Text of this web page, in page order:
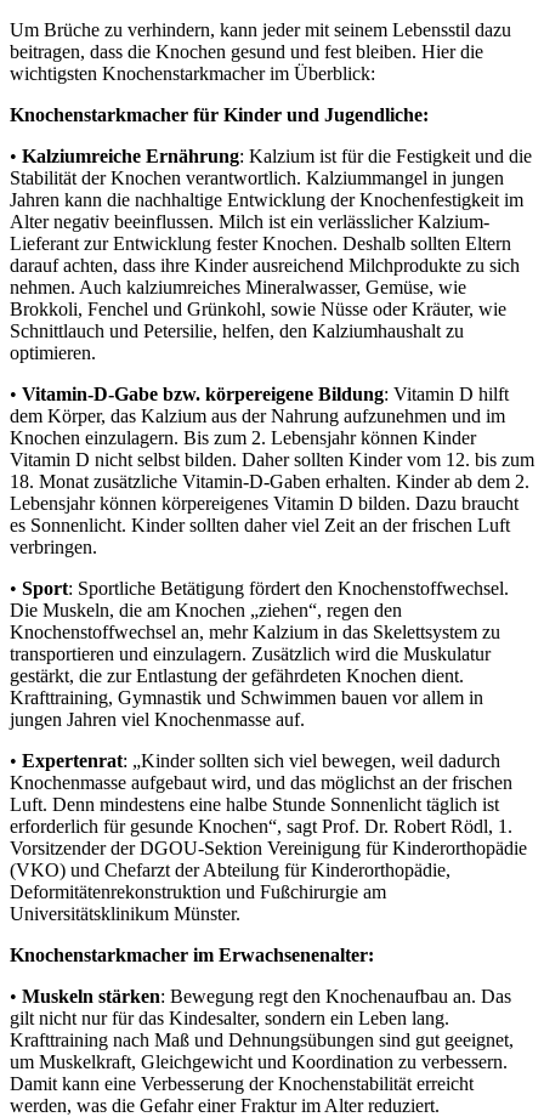
Um Brüche zu verhindern, kann jeder mit seinem Lebensstil dazu
beitragen, dass die Knochen gesund und fest bleiben. Hier die
wichtigsten Knochenstarkmacher im Überblick:
Knochenstarkmacher für Kinder und Jugendliche:
• Kalziumreiche Ernährung: Kalzium ist für die Festigkeit und die
Stabilität der Knochen verantwortlich. Kalziummangel in jungen
Jahren kann die nachhaltige Entwicklung der Knochenfestigkeit im
Alter negativ beeinflussen. Milch ist ein verlässlicher Kalzium-
Lieferant zur Entwicklung fester Knochen. Deshalb sollten Eltern
darauf achten, dass ihre Kinder ausreichend Milchprodukte zu sich
nehmen. Auch kalziumreiches Mineralwasser, Gemüse, wie
Brokkoli, Fenchel und Grünkohl, sowie Nüsse oder Kräuter, wie
Schnittlauch und Petersilie, helfen, den Kalziumhaushalt zu
optimieren.
• Vitamin-D-Gabe bzw. körpereigene Bildung: Vitamin D hilft
dem Körper, das Kalzium aus der Nahrung aufzunehmen und im
Knochen einzulagern. Bis zum 2. Lebensjahr können Kinder
Vitamin D nicht selbst bilden. Daher sollten Kinder vom 12. bis zum
18. Monat zusätzliche Vitamin-D-Gaben erhalten. Kinder ab dem 2.
Lebensjahr können körpereigenes Vitamin D bilden. Dazu braucht
es Sonnenlicht. Kinder sollten daher viel Zeit an der frischen Luft
verbringen.
• Sport: Sportliche Betätigung fördert den Knochenstoffwechsel.
Die Muskeln, die am Knochen „ziehen“, regen den
Knochenstoffwechsel an, mehr Kalzium in das Skelettsystem zu
transportieren und einzulagern. Zusätzlich wird die Muskulatur
gestärkt, die zur Entlastung der gefährdeten Knochen dient.
Krafttraining, Gymnastik und Schwimmen bauen vor allem in
jungen Jahren viel Knochenmasse auf.
• Expertenrat: „Kinder sollten sich viel bewegen, weil dadurch
Knochenmasse aufgebaut wird, und das möglichst an der frischen
Luft. Denn mindestens eine halbe Stunde Sonnenlicht täglich ist
erforderlich für gesunde Knochen“, sagt Prof. Dr. Robert Rödl, 1.
Vorsitzender der DGOU-Sektion Vereinigung für Kinderorthopädie
(VKO) und Chefarzt der Abteilung für Kinderorthopädie,
Deformitätenrekonstruktion und Fußchirurgie am
Universitätsklinikum Münster.
Knochenstarkmacher im Erwachsenenalter:
• Muskeln stärken: Bewegung regt den Knochenaufbau an. Das
gilt nicht nur für das Kindesalter, sondern ein Leben lang.
Krafttraining nach Maß und Dehnungsübungen sind gut geeignet,
um Muskelkraft, Gleichgewicht und Koordination zu verbessern.
Damit kann eine Verbesserung der Knochenstabilität erreicht
werden, was die Gefahr einer Fraktur im Alter reduziert.